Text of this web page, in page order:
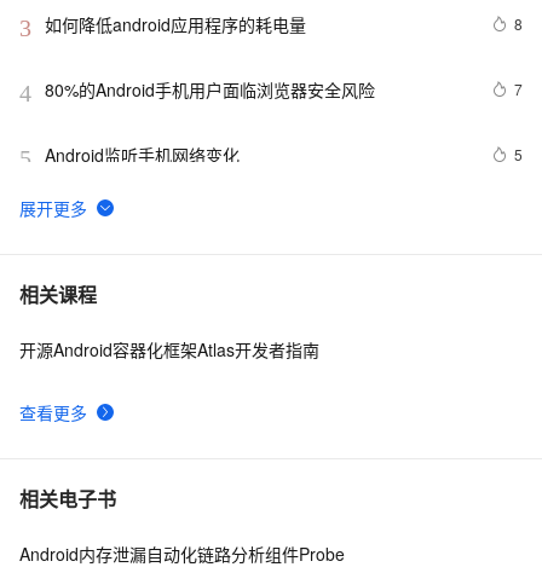
3 如何降低android应用程序的耗电量 8
4 80%的Android手机用户面临浏览器安全风险 7
5 Android监听手机网络变化 5
6
Android Application Foundamentals(yaozq翻译，仅供
7 Android中startActivity中的permission检测与UID机制
8 【Magisk模块】禁用Android 11-12应用文件夹限制
9 Android Socket与服务器通信通用Demo
10
相关课程
查看更多
开源Android容器化框架Atlas开发者指南
相关电子书
Android内存泄漏自动化链路分析组件Probe